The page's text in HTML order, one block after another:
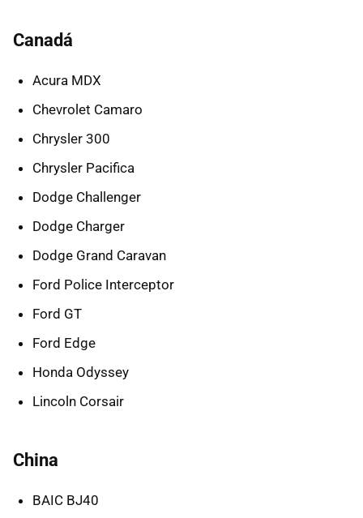
Canadá
Acura MDX
Chevrolet Camaro
Chrysler 300
Chrysler Pacifica
Dodge Challenger
Dodge Charger
Dodge Grand Caravan
Ford Police Interceptor
Ford GT
Ford Edge
Honda Odyssey
Lincoln Corsair
China
BAIC BJ40